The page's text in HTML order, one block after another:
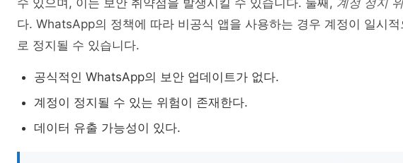
수 있으며, 이는 보안 취약점을 발생시킬 수 있습니다. 둘째, 계정 정지
다. WhatsApp의 정책에 따라 비공식 앱을 사용하는 경우 계정이 일시
로 정지될 수 있습니다.
공식적인 WhatsApp의 보안 업데이트가 없다.
계정이 정지될 수 있는 위험이 존재한다.
데이터 유출 가능성이 있다.